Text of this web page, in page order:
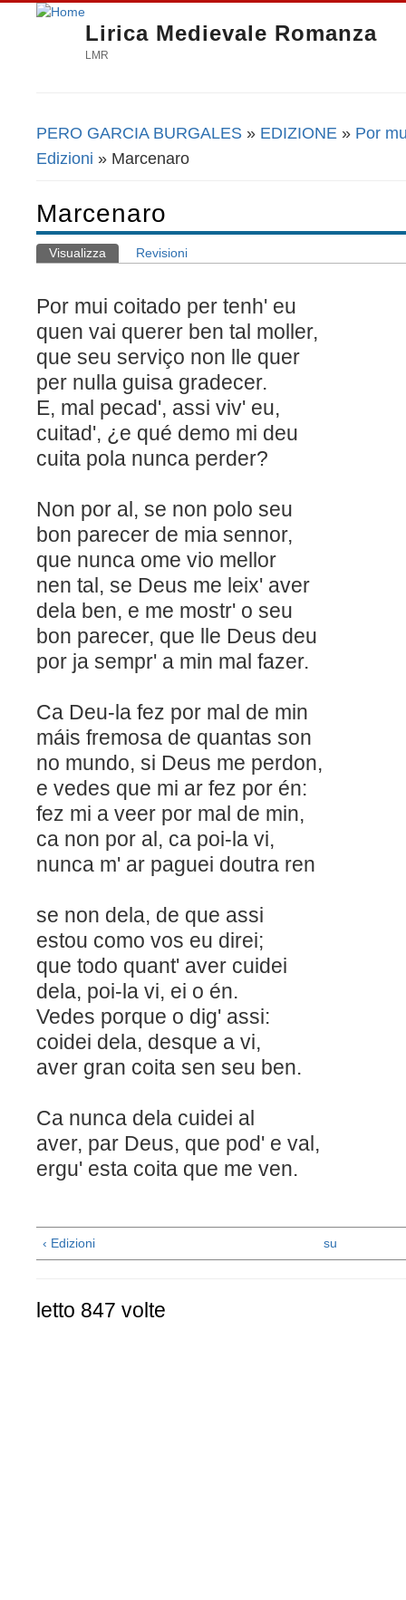
Lirica Medievale Romanza
LMR
Tu sei qui
PERO GARCIA BURGALES » EDIZIONE » Por
Edizioni » Marcenaro
Marcenaro
Schede primarie
Visualizza (scheda attiva)
Revisioni
Por mui coitado per tenh' eu
quen vai querer ben tal moller,
que seu serviço non lle quer
per nulla guisa gradecer.
E, mal pecad', assi
cuitad', ¿e qué demo mi deu
cuita pola nunca perder?
Non por al, se non polo seu
bon parecer de mia sennor,
que nunca ome vio
nen tal, se Deus me leix' aver
dela ben, e me mostr' o seu
bon parecer, que lle Deus deu
por ja sempr' a min mal fazer.
Ca Deu-la fez por mal
máis fremosa de quantas son
no mundo, si Deus me perdon,
e vedes que mi ar fez por én:
fez mi a veer por mal de min,
ca non por al, ca poi-
nunca m' ar paguei doutra ren
se non dela, de que assi
estou como vos eu direi;
que todo quant' aver cuidei
dela, poi-la vi, ei o
Vedes porque o dig' assi:
coidei dela, desque a vi,
aver gran coita sen seu ben.
Ca nunca dela cuidei al
aver, par Deus, que pod'
ergu' esta coita que me ven.
‹ Edizioni su
letto 847 volte